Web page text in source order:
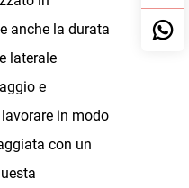
anche la durata
laterale
e
in modo
con un